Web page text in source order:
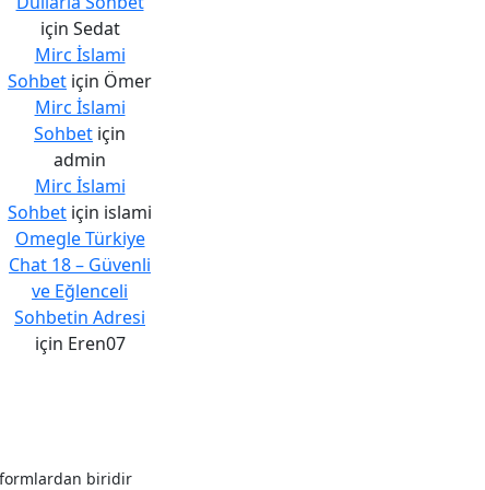
için Sedat
Mirc İslami
Sohbet için Ömer
Mirc İslami
Sohbet için
admin
Mirc İslami
Sohbet için islami
Omegle Türkiye
Chat 18 – Güvenli
ve Eğlenceli
Sohbetin Adresi
için Eren07
biridir